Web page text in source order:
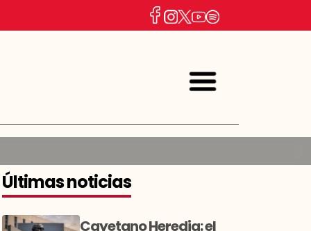
Últimas noticias
Cayetano Heredia: el